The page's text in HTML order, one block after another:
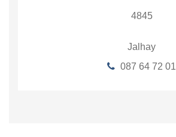
4845
Jalhay
087 64 72 01